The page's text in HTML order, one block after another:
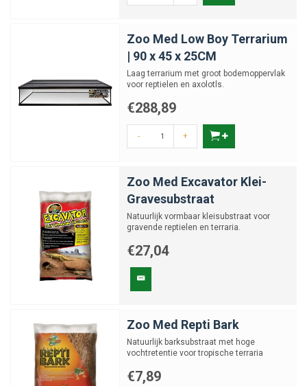
Zoo Med Low Boy Terrarium
| 90 x 45 x 25CM
Laag terrarium met groot bodemoppervlak
voor reptielen en axolotls.
€288,89
- +
Zoo Med Excavator Klei-
Gravesubstraat
Natuurlijk vormbaar kleisubstraat voor
gravende reptielen en terraria.
€27,04
Zoo Med Repti Bark
Natuurlijk barksubstraat met hoge
vochtretentie voor tropische terraria
€7,89